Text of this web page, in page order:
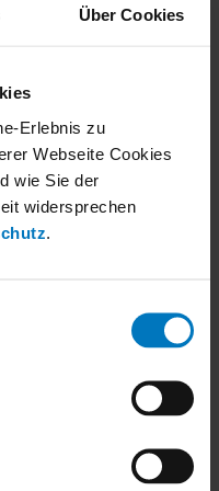
Über Cookies
Erlebnis zu
Webseite Cookies
wie Sie der
widersprechen